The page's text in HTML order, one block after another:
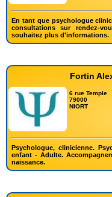
En tant que psychologue
consultations sur rendez-
souhaitez plus d'informations.
Fortin
6 rue Temple
79000
NIORT
Psychologue, clinicienne.
enfant - Adulte.
naissance.